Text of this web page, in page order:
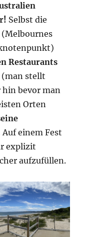
Selbst die
Restaurants
(man stellt
hin bevor man
Orten
Auf einem Fest
explizit
aufzufüllen.